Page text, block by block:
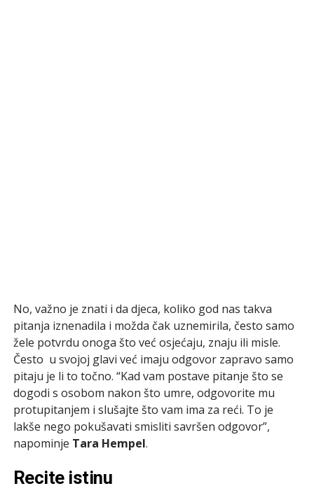
No, važno je znati i da djeca, koliko god nas takva
pitanja iznenadila i možda čak uznemirila, često samo
žele potvrdu onoga što već osjećaju, znaju ili misle.
Često u svojoj glavi već imaju odgovor zapravo samo
pitaju je li to točno. “Kad vam postave pitanje što se
dogodi s osobom nakon što umre, odgovorite mu
protupitanjem i slušajte što vam ima za reći. To je
lakše nego pokušavati smisliti savršen odgovor”,
napominje Tara Hempel.
Recite istinu